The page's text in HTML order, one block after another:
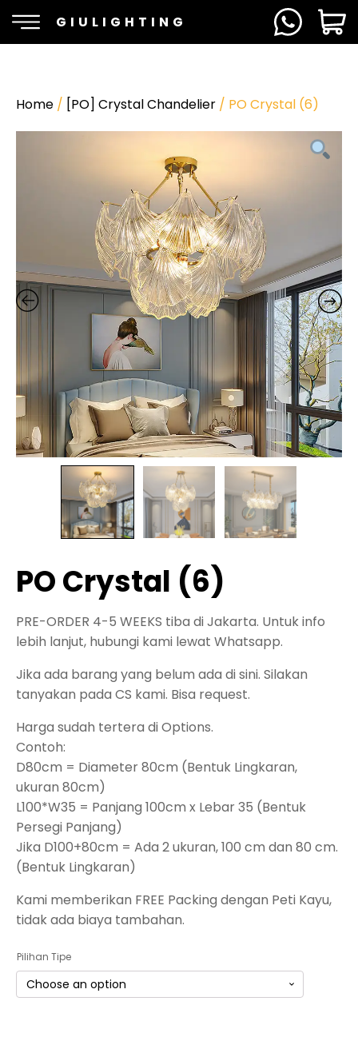
GIULIGHTING
Home / [PO] Crystal Chandelier / PO Crystal (6)
PO Crystal (6)
PRE-ORDER 4-5 WEEKS tiba di Jakarta. Untuk info
lebih lanjut, hubungi kami lewat Whatsapp.
Jika ada barang yang belum ada di sini. Silakan
tanyakan pada CS kami. Bisa request.
Harga sudah tertera di Options.
Contoh:
D80cm = Diameter 80cm (Bentuk Lingkaran,
ukuran 80cm)
L100*W35 = Panjang 100cm x Lebar 35 (Bentuk
Persegi Panjang)
Jika D100+80cm = Ada 2 ukuran, 100 cm dan 80 cm.
(Bentuk Lingkaran)
Kami memberikan FREE Packing dengan Peti Kayu,
tidak ada biaya tambahan.
Pilihan Tipe